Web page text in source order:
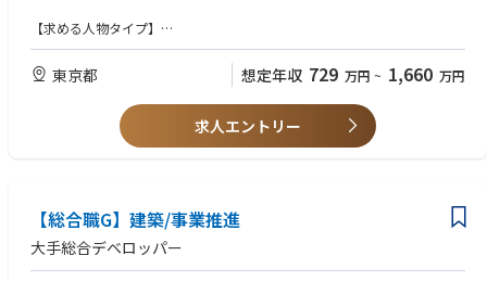
【求める人物タイプ】
■当事者意識を持って考え、主体的に行動できる方
■自分の考えを発信し、周りを巻き込んで推進できる方
■人の意見をしっかりと受け止めて方向性を考えられる方
■成長して行きたいという上昇志向をお持ちの方
■業務を限定せず、色々な経験を積みたいと思っておられる方
東京都 想定年収 729 万円 ~ 1,660 万円
求人エントリー
【総合職G】建築/事業推進
大手総合デベロッパー